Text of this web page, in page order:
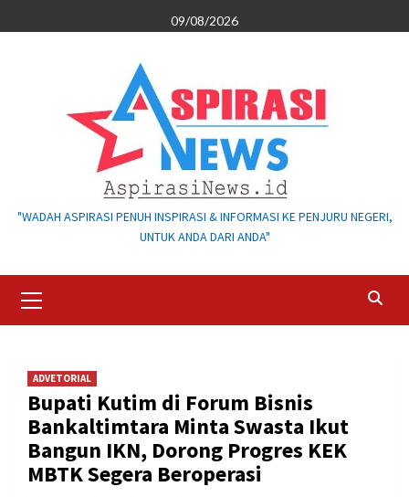
to
09/08/2026
"WADAH ASPIRASI PENUH INSPIRASI & INFORMASI KE PENJURU NEGERI,
UNTUK ANDA DARI ANDA"
Menu
ADVETORIAL
Bupati Kutim di Forum Bisnis
Bankaltimtara Minta Swasta Ikut
Bangun IKN, Dorong Progres KEK
MBTK Segera Beroperasi